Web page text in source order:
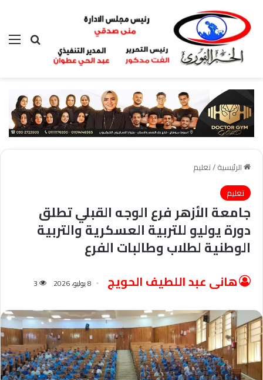
بحث عن
الرئيسية/تعليم
تعليم
جامعة الأزهر فرع الوجه القبلي تطلق
دورة يوليو للتربية العسكرية والتربية
الوطنية لطلاب وطالبات الفرع
هانى عبد اللطيف الحويج 8 يوليو، 2026 3